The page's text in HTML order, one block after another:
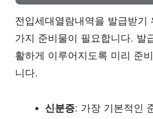
전입세대열람내역을 발급받기
가지 준비물이 필요합니다. 발
활하게 이루어지도록 미리 준
니다.
신분증: 가장 기본적인